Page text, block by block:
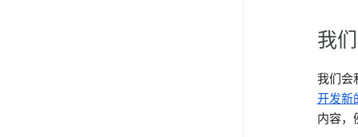
我
我们会
开发新
内容，